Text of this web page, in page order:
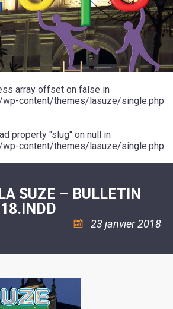
array offset on false in
content/themes/lasuze/single.php
property "slug" on null in
content/themes/lasuze/single.php
SUZE – BULLETIN
23 janvier 2018